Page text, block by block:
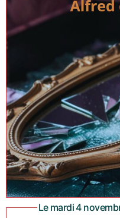
Le mardi 4